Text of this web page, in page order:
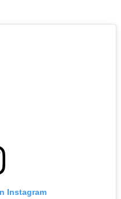
Instagram